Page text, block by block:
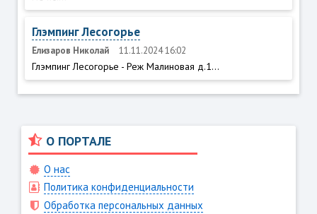
Глэмпинг Лесогорье
Елизаров Николай 11.11.2024 16:02
Глэмпинг Лесогорье - Реж Малиновая д.1...
О ПОРТАЛЕ
О нас
Политика конфиденциальности
Обработка персональных данных